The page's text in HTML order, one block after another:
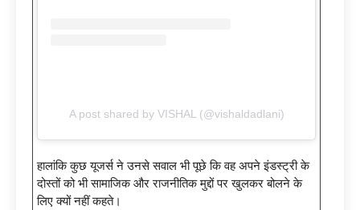
A post shared by VISHAL (@vishaldadlani)
हालांकि कुछ यूजर्स ने उनसे सवाल भी पूछे कि वह अपने इंडस्ट्री के
दोस्तों को भी सामाजिक और राजनीतिक मुद्दों पर खुलकर बोलने के
लिए क्यों नहीं कहते।